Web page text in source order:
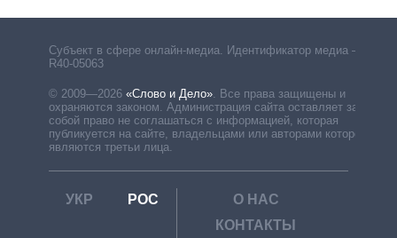
Субъект в сфере онлайн-медиа. Идентификатор медиа –
R40-05063
© 2009—2026 «Слово и Дело»
Все права защищены и
охраняются законом. Администрация сайта оставляет за
собой право не соглашаться с информацией, которая
публикуется на сайте, владельцами или авторами которой
являются третьи лица.
УКР РОС
О НАС
КОНТАКТЫ